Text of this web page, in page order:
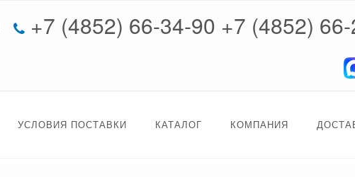
+7 (4852) 66-34-90 +7 (4852)
УСЛОВИЯ ПОСТАВКИ КАТАЛОГ КОМПАНИЯ